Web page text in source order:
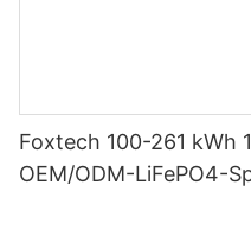
Foxtech 100-261 kWh
OEM/ODM-LiFePO4-